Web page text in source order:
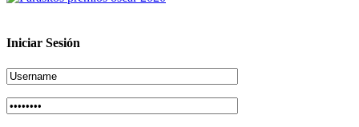
Iniciar Sesión